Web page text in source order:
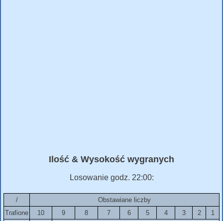
Ilość & Wysokość wygranych
Losowanie godz. 22:00:
/
Obstawiane liczby
Trafione
10 9 8 7 6 5 4 3 2 1